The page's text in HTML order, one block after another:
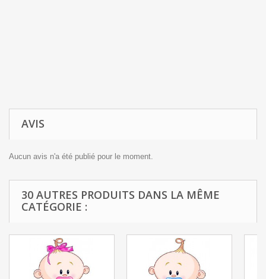
AVIS
Aucun avis n'a été publié pour le moment.
30 AUTRES PRODUITS DANS LA MÊME
CATÉGORIE :